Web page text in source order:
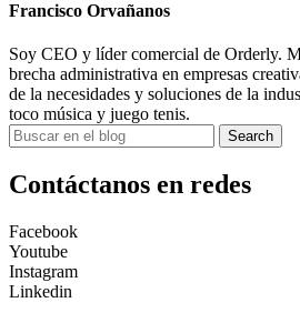
Francisco Orvañanos
Soy CEO y líder comercial de Orderly.
brecha administrativa en empresas
de la necesidades y soluciones de la
toco música y juego tenis.
Search
Contáctanos en redes
Facebook
Youtube
Instagram
Linkedin